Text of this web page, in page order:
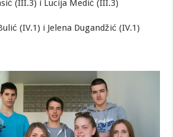
(III.3) i Lucija Medić (III.3)
(IV.1) i Jelena Dugandžić (IV.1)